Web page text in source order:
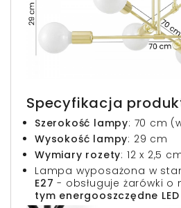
Specyfikacja
Szerokość lampy: 70 cm
Wysokość lampy: 29 cm
Wymiary rozety: 12 x 2,5
Lampa wyposażona w
E27 - obsługuje żarówki o
tym energooszczędne LED